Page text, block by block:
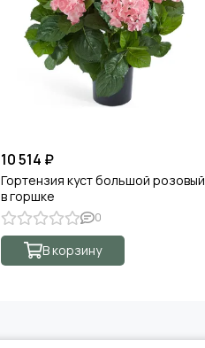
10 514 ₽
Гортензия куст большой розовый
в горшке
0
В корзину